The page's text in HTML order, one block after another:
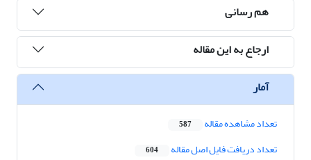
هم رسانی
ارجاع به این مقاله
آمار
تعداد مشاهده مقاله 587
تعداد دریافت فایل اصل مقاله 604